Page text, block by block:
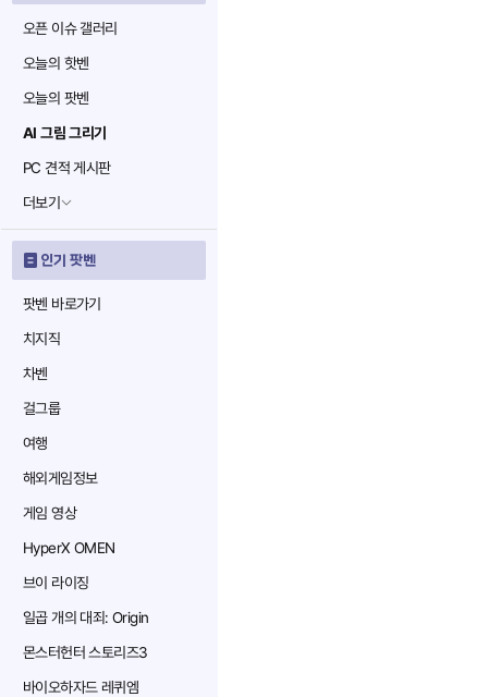
오픈 이슈 갤러리
오늘의 핫벤
오늘의 팟벤
AI 그림 그리기
PC 견적 게시판
더보기
인기 팟벤
팟벤 바로가기
치지직
차벤
걸그룹
여행
해외게임정보
게임 영상
HyperX OMEN
브이 라이징
일곱 개의 대죄: Origin
몬스터헌터 스토리즈3
바이오하자드 레퀴엠